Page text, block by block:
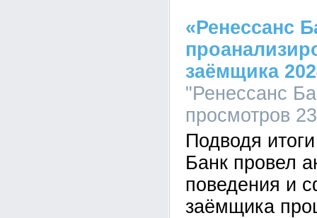
«Ренессанс
заёмщика
"Ренессанс
просмотров
Подводя
Банк провел
поведения и
заёмщика